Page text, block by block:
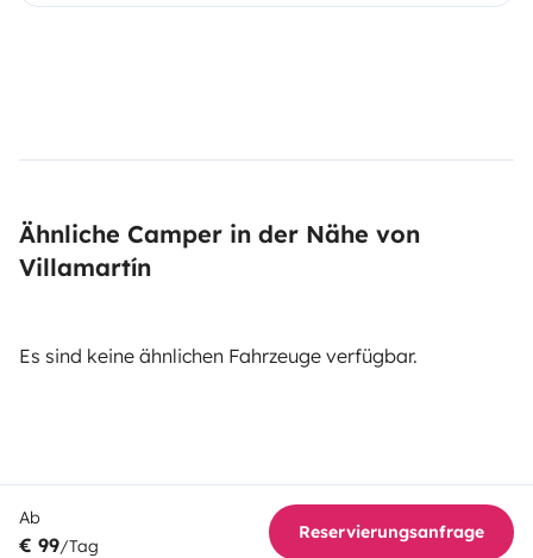
Ähnliche Camper in der Nähe von
Villamartín
Es sind keine ähnlichen Fahrzeuge verfügbar.
Ab
€ 99/Tag
Reservierungsanfrage